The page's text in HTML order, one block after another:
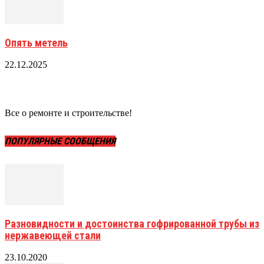
Опять метель
22.12.2025
Все о ремонте и строительстве!
ПОПУЛЯРНЫЕ СООБЩЕНИЯ
Разновидности и достоинства гофрированной трубы из
нержавеющей стали
23.10.2020